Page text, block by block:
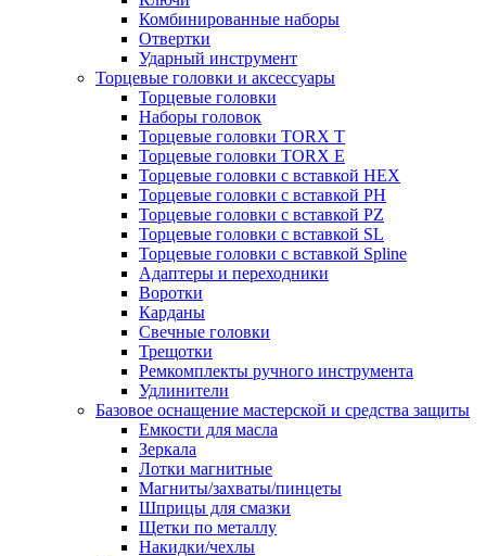
Комбинированные наборы
Отвертки
Ударный инструмент
Торцевые головки и аксессуары
Торцевые головки
Наборы головок
Торцевые головки TORX T
Торцевые головки TORX Е
Торцевые головки с вставкой HEX
Торцевые головки с вставкой PH
Торцевые головки с вставкой PZ
Торцевые головки с вставкой SL
Торцевые головки с вставкой Spline
Адаптеры и переходники
Воротки
Карданы
Свечные головки
Трещотки
Ремкомплекты ручного инструмента
Удлинители
Базовое оснащение мастерской и средства защиты
Емкости для масла
Зеркала
Лотки магнитные
Магниты/захваты/пинцеты
Шприцы для смазки
Щетки по металлу
Накидки/чехлы